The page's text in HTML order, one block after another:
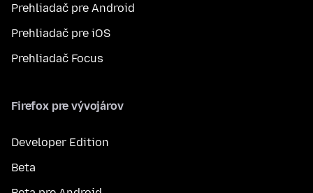
Prehliadač pre Android
Prehliadač pre iOS
Prehliadač Focus
Firefox pre vývojárov
Developer Edition
Beta